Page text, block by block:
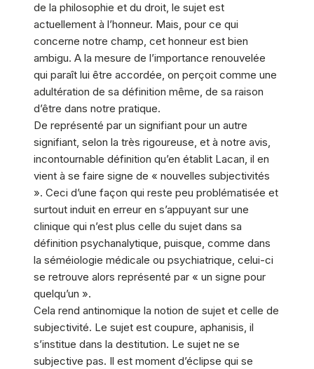
de la philosophie et du droit, le sujet est
actuellement à l’honneur. Mais, pour ce qui
concerne notre champ, cet honneur est bien
ambigu. A la mesure de l’importance renouvelée
qui paraît lui être accordée, on perçoit comme une
adultération de sa définition même, de sa raison
d’être dans notre pratique.
De représenté par un signifiant pour un autre
signifiant, selon la très rigoureuse, et à notre avis,
incontournable définition qu’en établit Lacan, il en
vient à se faire signe de « nouvelles subjectivités
». Ceci d’une façon qui reste peu problématisée et
surtout induit en erreur en s’appuyant sur une
clinique qui n’est plus celle du sujet dans sa
définition psychanalytique, puisque, comme dans
la séméiologie médicale ou psychiatrique, celui-ci
se retrouve alors représenté par « un signe pour
quelqu’un ».
Cela rend antinomique la notion de sujet et celle de
subjectivité. Le sujet est coupure, aphanisis, il
s’institue dans la destitution. Le sujet ne se
subjective pas. Il est moment d’éclipse qui se